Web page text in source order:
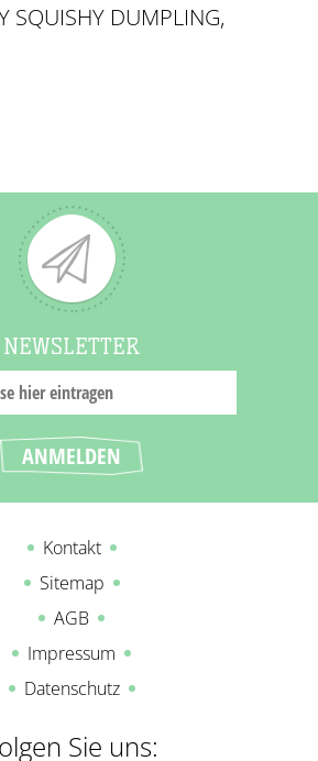
SQUISHY DUMPLING,
NEWSLETTER
Kontakt
Sitemap
AGB
Impressum
Datenschutz
Sie uns: